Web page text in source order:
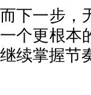
而下一步，
一个更根本
继续掌握节